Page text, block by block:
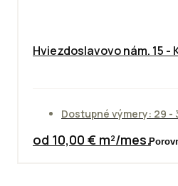
Hviezdoslavovo nám. 15 -
Dostupné výmery: 29 -
od 10,00 € m²/mes.